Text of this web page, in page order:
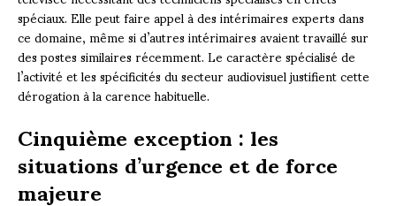
spéciaux. Elle peut faire appel à des intérimaires experts dans
ce domaine, même si d’autres intérimaires avaient travaillé sur
des postes similaires récemment. Le caractère spécialisé de
l’activité et les spécificités du secteur audiovisuel justifient cette
dérogation à la carence habituelle.
Cinquième exception : les
situations d’urgence et de force
majeure